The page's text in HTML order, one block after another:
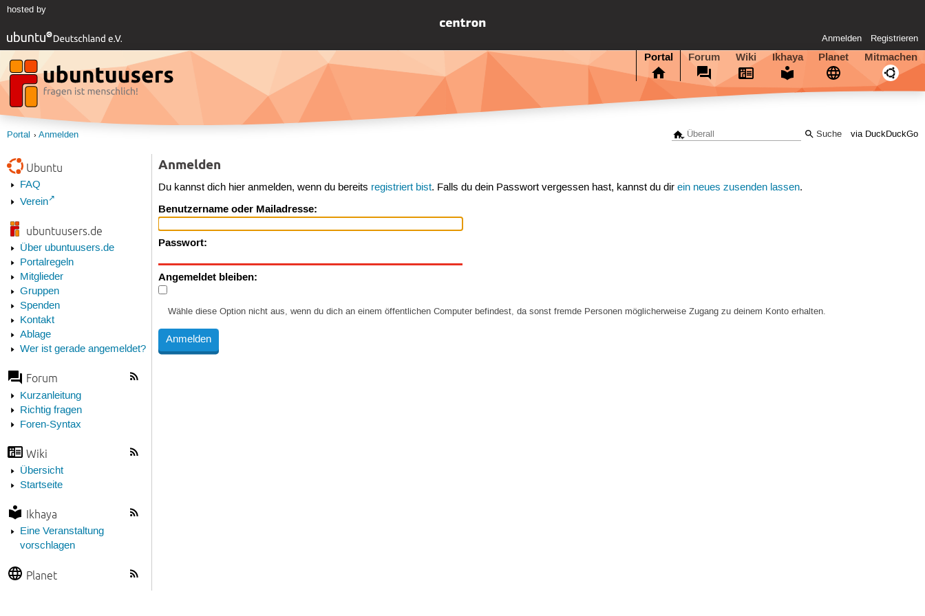
hosted by
Anmelden Registrieren
Portal Forum Wiki Ikhaya Planet Mitmachen
via DuckDuckGo
Portal Anmelden
Ubuntu
FAQ
Verein
ubuntuusers.de
Über ubuntuusers.de
Portalregeln
Mitglieder
Gruppen
Spenden
Kontakt
Ablage
Wer ist gerade angemeldet?
Forum
Kurzanleitung
Richtig fragen
Foren-Syntax
Wiki
Übersicht
Startseite
Ikhaya
Eine Veranstaltung
vorschlagen
Planet
Anmelden
Du kannst dich hier anmelden, wenn du bereits registriert bist. Falls du dein Passwort vergessen hast, kannst du direin neues zusenden lassen.
Benutzername oder Mailadresse:
Passwort:
Angemeldet bleiben:
Wähle diese Option nicht aus, wenn du dich an einem öffentlichen Computer befindest, da sonst fremde Personen möglicherweise Zugang zu deinem Konto erhalten.